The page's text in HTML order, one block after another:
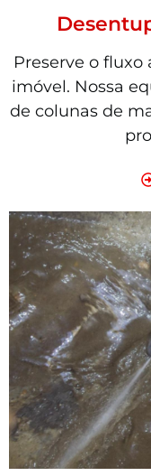
Preserve o fluxo
imóvel. Nossa
de colunas de